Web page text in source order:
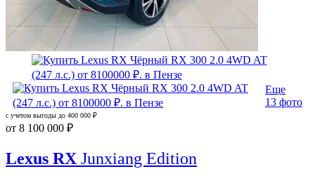
Еще
13 фото
с учетом выгоды до 400 000 ₽
от 8 100 000 ₽
Lexus RX Junxiang Edition